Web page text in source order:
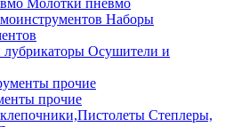
Молотки пневмо
Наборы
Осушители и
прочие
Степлеры,